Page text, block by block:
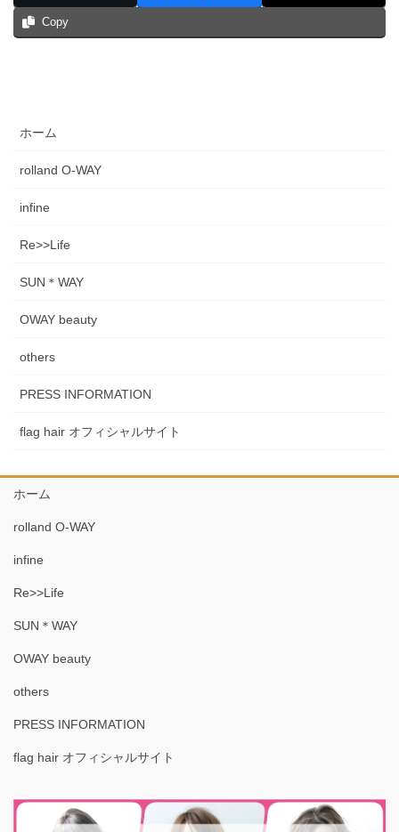
Copy
ホーム
rolland O-WAY
infine
Re>>Life
SUN＊WAY
OWAY beauty
others
PRESS INFORMATION
flag hair オフィシャルサイト
ホーム
rolland O-WAY
infine
Re>>Life
SUN＊WAY
OWAY beauty
others
PRESS INFORMATION
flag hair オフィシャルサイト